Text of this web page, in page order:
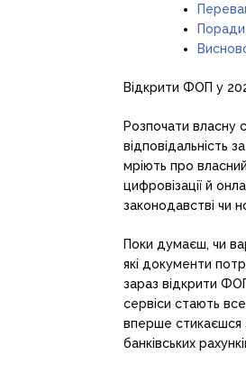
Поради
Відкрити ФОП у
Розпочати власну
відповідальність
мріють про
цифровізації й
законодавстві чи
Поки думаєш, чи
які документи
зараз відкрити
сервіси стають
вперше стикаєшся
банківських